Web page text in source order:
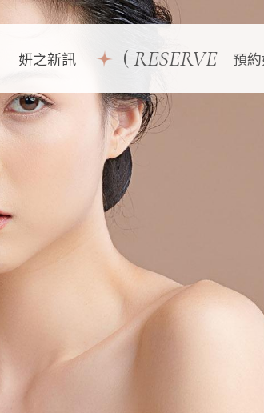
妍之新訊 (RESERVE 預